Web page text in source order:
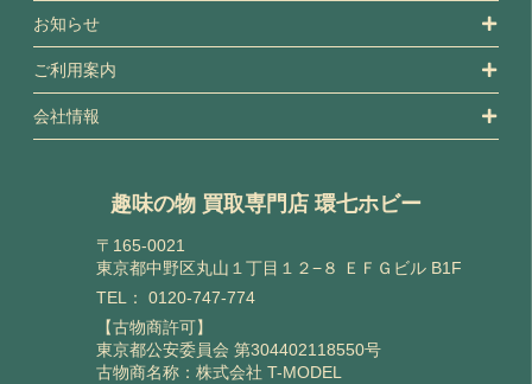
お知らせ
ご利用案内
会社情報
趣味の物 買取専門店 環七ホビー
〒165-0021
東京都中野区丸山１丁目１２−８ ＥＦＧビル B1F
TEL： 0120-747-774
【古物商許可】
東京都公安委員会 第304402118550号
古物商名称：株式会社 T-MODEL